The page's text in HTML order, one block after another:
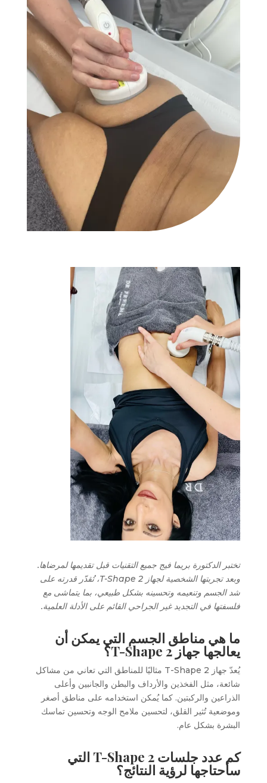
تختبر الدكتورة بريما فيج جميع التقنيات قبل تقديمها لمرضاها.
وبعد تجربتها الشخصية لجهاز T-Shape 2، تُقدّر قدرته على
شد الجسم وتنعيمه وتحسينه بشكل طبيعي، بما يتماشى مع
فلسفتها في التجديد غير الجراحي القائم على الأدلة العلمية.
ما هي مناطق الجسم التي يمكن أن
يعالجها جهاز T-Shape 2؟
يُعدّ جهاز T-Shape 2 مثاليًا للمناطق التي تعاني من مشاكل
شائعة، مثل الفخذين والأرداف والبطن والجانبين وأعلى
الذراعين والركبتين. كما يُمكن استخدامه على مناطق أصغر
وموضعية تُثير القلق، لتحسين ملامح الوجه وتحسين تماسك
البشرة بشكل عام.
كم عدد جلسات T-Shape 2 التي
سأحتاجها لرؤية النتائج؟